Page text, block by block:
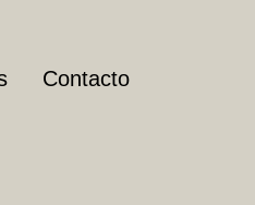
Contacto